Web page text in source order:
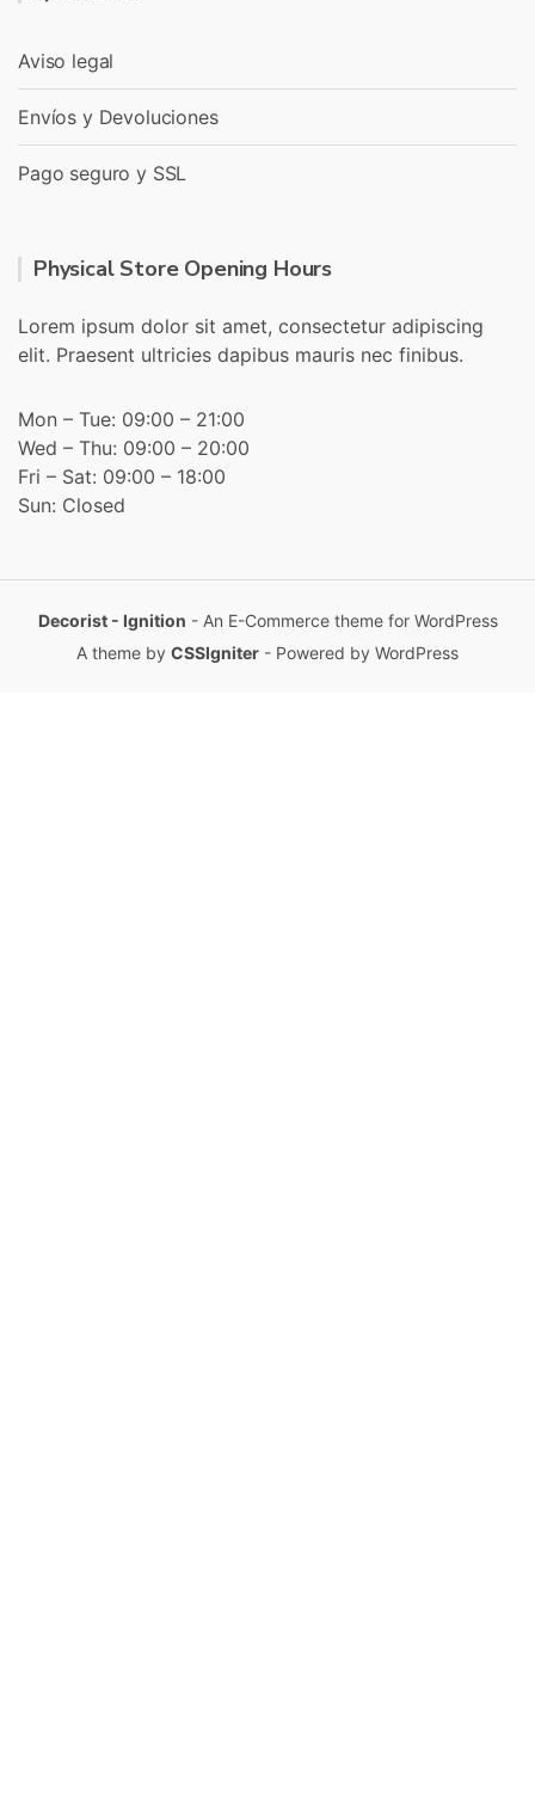
Aviso legal
Envíos y Devoluciones
Pago seguro y SSL
Physical Store Opening Hours
Lorem ipsum dolor sit amet, consectetur adipiscing
elit. Praesent ultricies dapibus mauris nec finibus.
Mon – Tue: 09:00 – 21:00
Wed – Thu: 09:00 – 20:00
Fri – Sat: 09:00 – 18:00
Sun: Closed
Decorist - Ignition - An E-Commerce theme for WordPress
A theme by CSSIgniter - Powered by WordPress